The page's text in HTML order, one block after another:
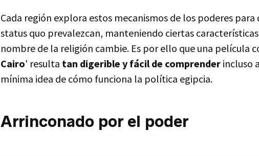
Cada región explora estos mecanismos de los poderes
status quo prevalezcan, manteniendo ciertas
nombre de la religión cambie. Es por ello que una película
Cairo' resulta tan digerible y fácil de comprender incluso
mínima idea de cómo funciona la política egipcia.
Arrinconado por el poder